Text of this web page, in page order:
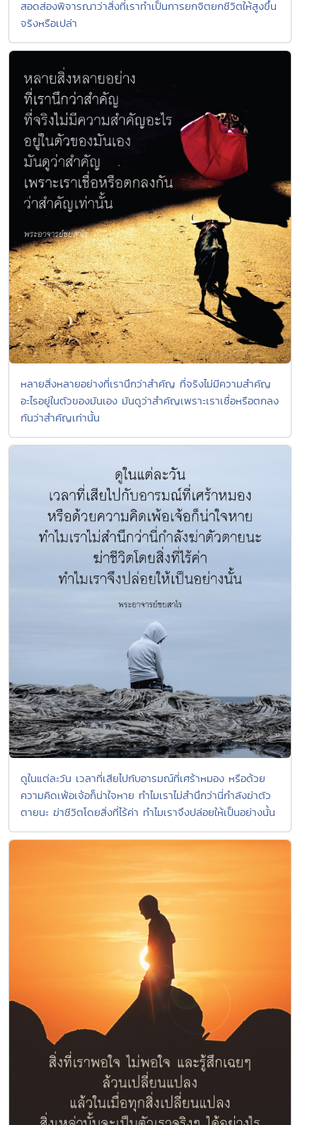
สอดส่องพิจารณาว่าสิ่งที่เราทำเป็นการยกจิตยกชีวิตให้สูงขึ้น
จริงหรือเปล่า
หลายสิ่งหลายอย่างที่เรานึกว่าสำคัญ ที่จริงไม่มีความสำคัญ
อะไรอยู่ในตัวของมันเอง มันดูว่าสำคัญเพราะเราเชื่อหรือตกลง
กันว่าสำคัญเท่านั้น
ดูในแต่ละวัน เวลาที่เสียไปกับอารมณ์ที่เศร้าหมอง หรือด้วย
ความคิดเพ้อเจ้อก็น่าใจหาย ทำไมเราไม่สำนึกว่านี่กำลังฆ่าตัว
ตายนะ ฆ่าชีวิตโดยสิ่งที่ไร้ค่า ทำไมเราจึงปล่อยให้เป็นอย่างนั้น